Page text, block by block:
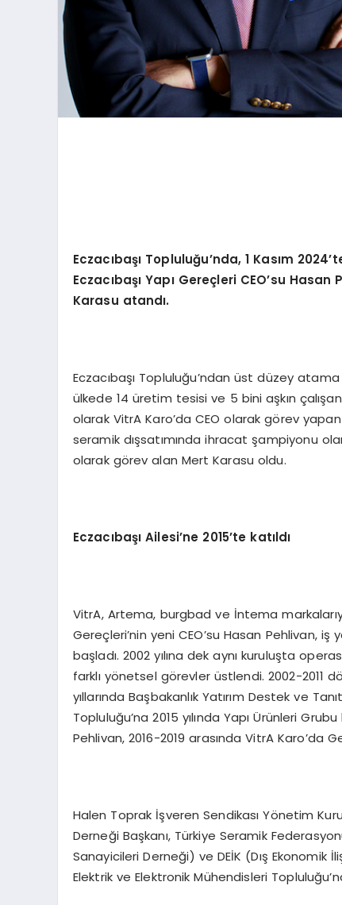
Eczacıbaşı Topluluğu’nda, 1 Kasım 2024’
Eczacıbaşı Yapı Gereçleri CEO’su Hasan
Karasu atandı.
Eczacıbaşı Topluluğu’ndan üst düzey
ülkede 14 üretim tesisi ve 5 bini aşkın
olarak VitrA Karo’da CEO olarak görev
seramik dışsatımında ihracat şampiyonu
olarak görev alan Mert Karasu oldu.
Eczacıbaşı Ailesi’ne 2015’te katıldı
VitrA, Artema, burgbad ve İntema
Gereçleri’nin yeni CEO’su Hasan Pehlivan,
başladı. 2002 yılına dek aynı kuruluşta
farklı yönetsel görevler üstlendi. 2002-2011
yıllarında Başbakanlık Yatırım Destek ve
Topluluğu’na 2015 yılında Yapı Ürünleri
Pehlivan, 2016-2019 arasında VitrA Karo’da
Halen Toprak İşveren Sendikası Yönetim
Derneği Başkanı, Türkiye Seramik
Sanayicileri Derneği) ve DEİK (Dış Ekonomik
Elektrik ve Elektronik Mühendisleri